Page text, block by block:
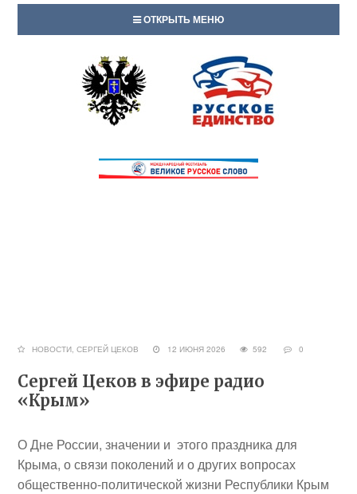
ОТКРЫТЬ МЕНЮ
НОВОСТИ,СЕРГЕЙ ЦЕКОВ 12 ИЮНЯ 2026 592 0
Сергей Цеков в эфире радио
«Крым»
О Дне России, значении и этого праздника для
Крыма, о связи поколений и о других вопросах
общественно-политической жизни Республики Крым